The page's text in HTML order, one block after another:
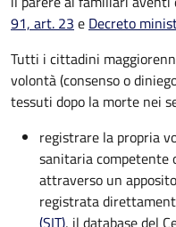
91, art. 23 e Decreto
Tutti i cittadini
volontà (consenso o
tessuti dopo la morte nei
registrare la propria
sanitaria competente
attraverso un
registrata
(SIT), il database del